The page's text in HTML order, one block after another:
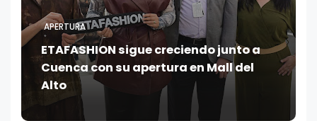
APERTURA
ETAFASHION sigue creciendo junto a
Cuenca con su apertura en Mall del
Alto